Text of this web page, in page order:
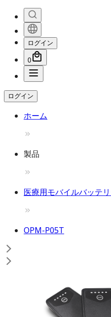
ログイン
0
ログイン
ホーム
製品
医療用モバイルバッテ
OPM-P05T